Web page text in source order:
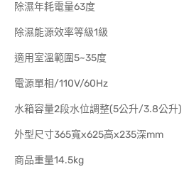
除濕年耗電量63度
除濕能源效率等級1級
適用室溫範圍5~35度
電源單相/110V/60Hz
水箱容量2段水位調整(5公升/3.8公升)
外型尺寸365寬x625高x235深mm
商品重量14.5kg